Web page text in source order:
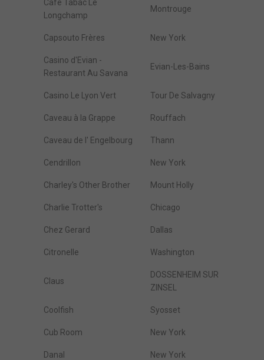
Cafe Tabac Le
Longchamp
Montrouge
Capsouto Frères New York
Casino d'Evian -
Restaurant Au Savana
Evian-Les-Bains
Casino Le Lyon Vert Tour De Salvagny
Caveau à la Grappe Rouffach
Caveau de l' Engelbourg Thann
Cendrillon New York
Charley's Other Brother Mount Holly
Charlie Trotter's Chicago
Chez Gerard Dallas
Citronelle Washington
Claus
DOSSENHEIM SUR
ZINSEL
Coolfish Syosset
Cub Room New York
Danal New York